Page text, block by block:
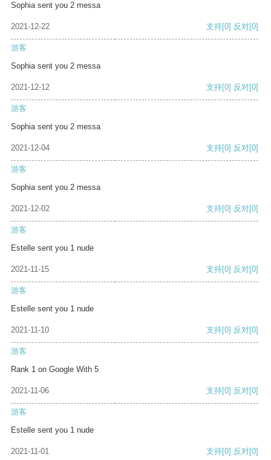
Sophia sent you 2 messa
2021-12-22 支持[0] 反对[0]
游客
Sophia sent you 2 messa
2021-12-12 支持[0] 反对[0]
游客
Sophia sent you 2 messa
2021-12-04 支持[0] 反对[0]
游客
Sophia sent you 2 messa
2021-12-02 支持[0] 反对[0]
游客
Estelle sent you 1 nude
2021-11-15 支持[0] 反对[0]
游客
Estelle sent you 1 nude
2021-11-10 支持[0] 反对[0]
游客
Rank 1 on Google With 5
2021-11-06 支持[0] 反对[0]
游客
Estelle sent you 1 nude
2021-11-01 支持[0] 反对[0]